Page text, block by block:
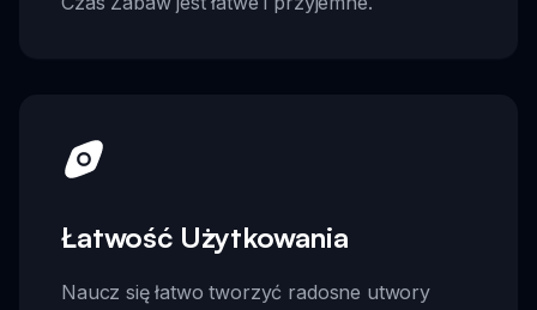
Łatwość Użytkowania
Naucz się łatwo tworzyć radosne utwory